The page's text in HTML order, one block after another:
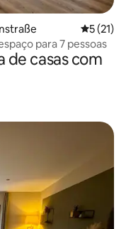
5 de uma
5 (21)
para 7 pessoas
casas com